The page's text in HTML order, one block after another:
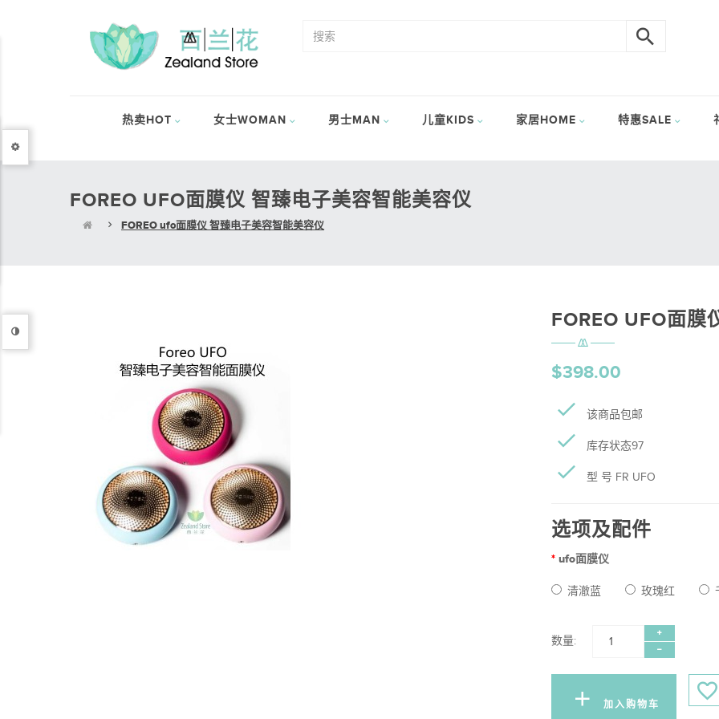
热卖HOT 女士WOMAN 男士MAN 儿童KIDS 家居HOME 特惠SALE
FOREO UFO面膜仪 智臻电子美容智能美容仪
FOREO ufo面膜仪 智臻电子美容智能美容仪
FOREO UFO面膜
$398.00
该商品包邮
库存状态97
型 号 FR UFO
选项及配件
ufo面膜仪
清澈蓝 玫瑰红
数量:
加入购物车